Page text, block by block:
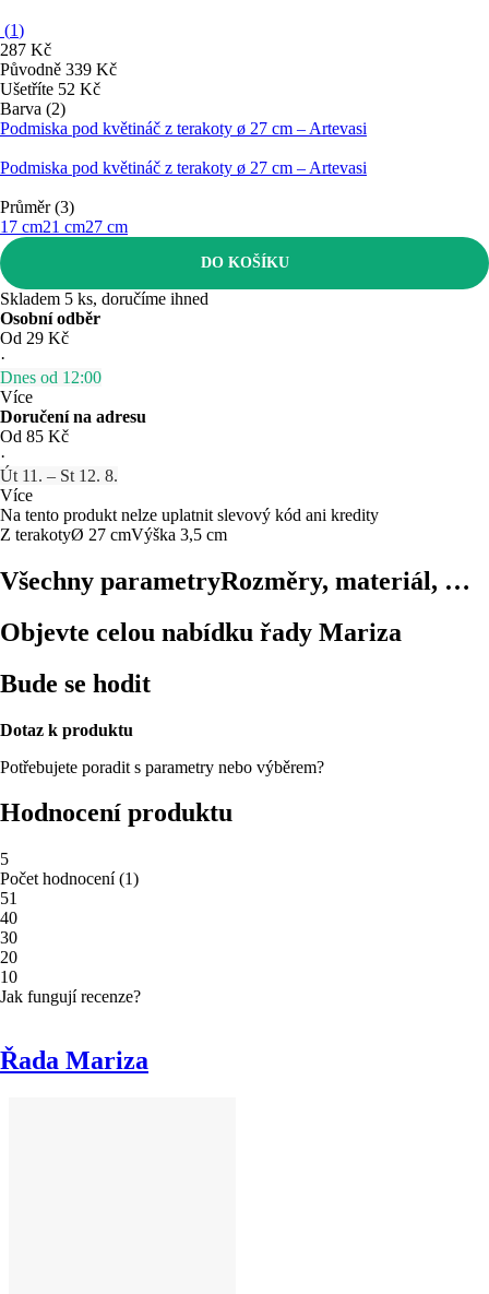
(1)
287 Kč
Původně 339 Kč
Ušetříte 52 Kč
Barva (2)
Podmiska pod květináč z terakoty ø 27 cm – Artevasi
Podmiska pod květináč z terakoty ø 27 cm – Artevasi
Průměr (3)
17 cm21 cm27 cm
DO KOŠÍKU
Skladem 5 ks, doručíme ihned
Osobní odběr
Od 29 Kč
·
Dnes od 12:00
Více
Doručení na adresu
Od 85 Kč
·
Út 11. – St 12. 8.
Více
Na tento produkt nelze uplatnit slevový kód ani kredity
Z terakotyØ 27 cmVýška 3,5 cm
Všechny parametryRozměry, materiál, …
Objevte celou nabídku řady Mariza
Bude se hodit
Dotaz k produktu
Potřebujete poradit s parametry nebo výběrem?
Hodnocení produktu
5
Počet hodnocení(1)
51
40
30
20
10
Jak fungují recenze?
Řada Mariza